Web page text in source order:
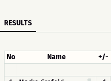
RESULTS
No Name +/-